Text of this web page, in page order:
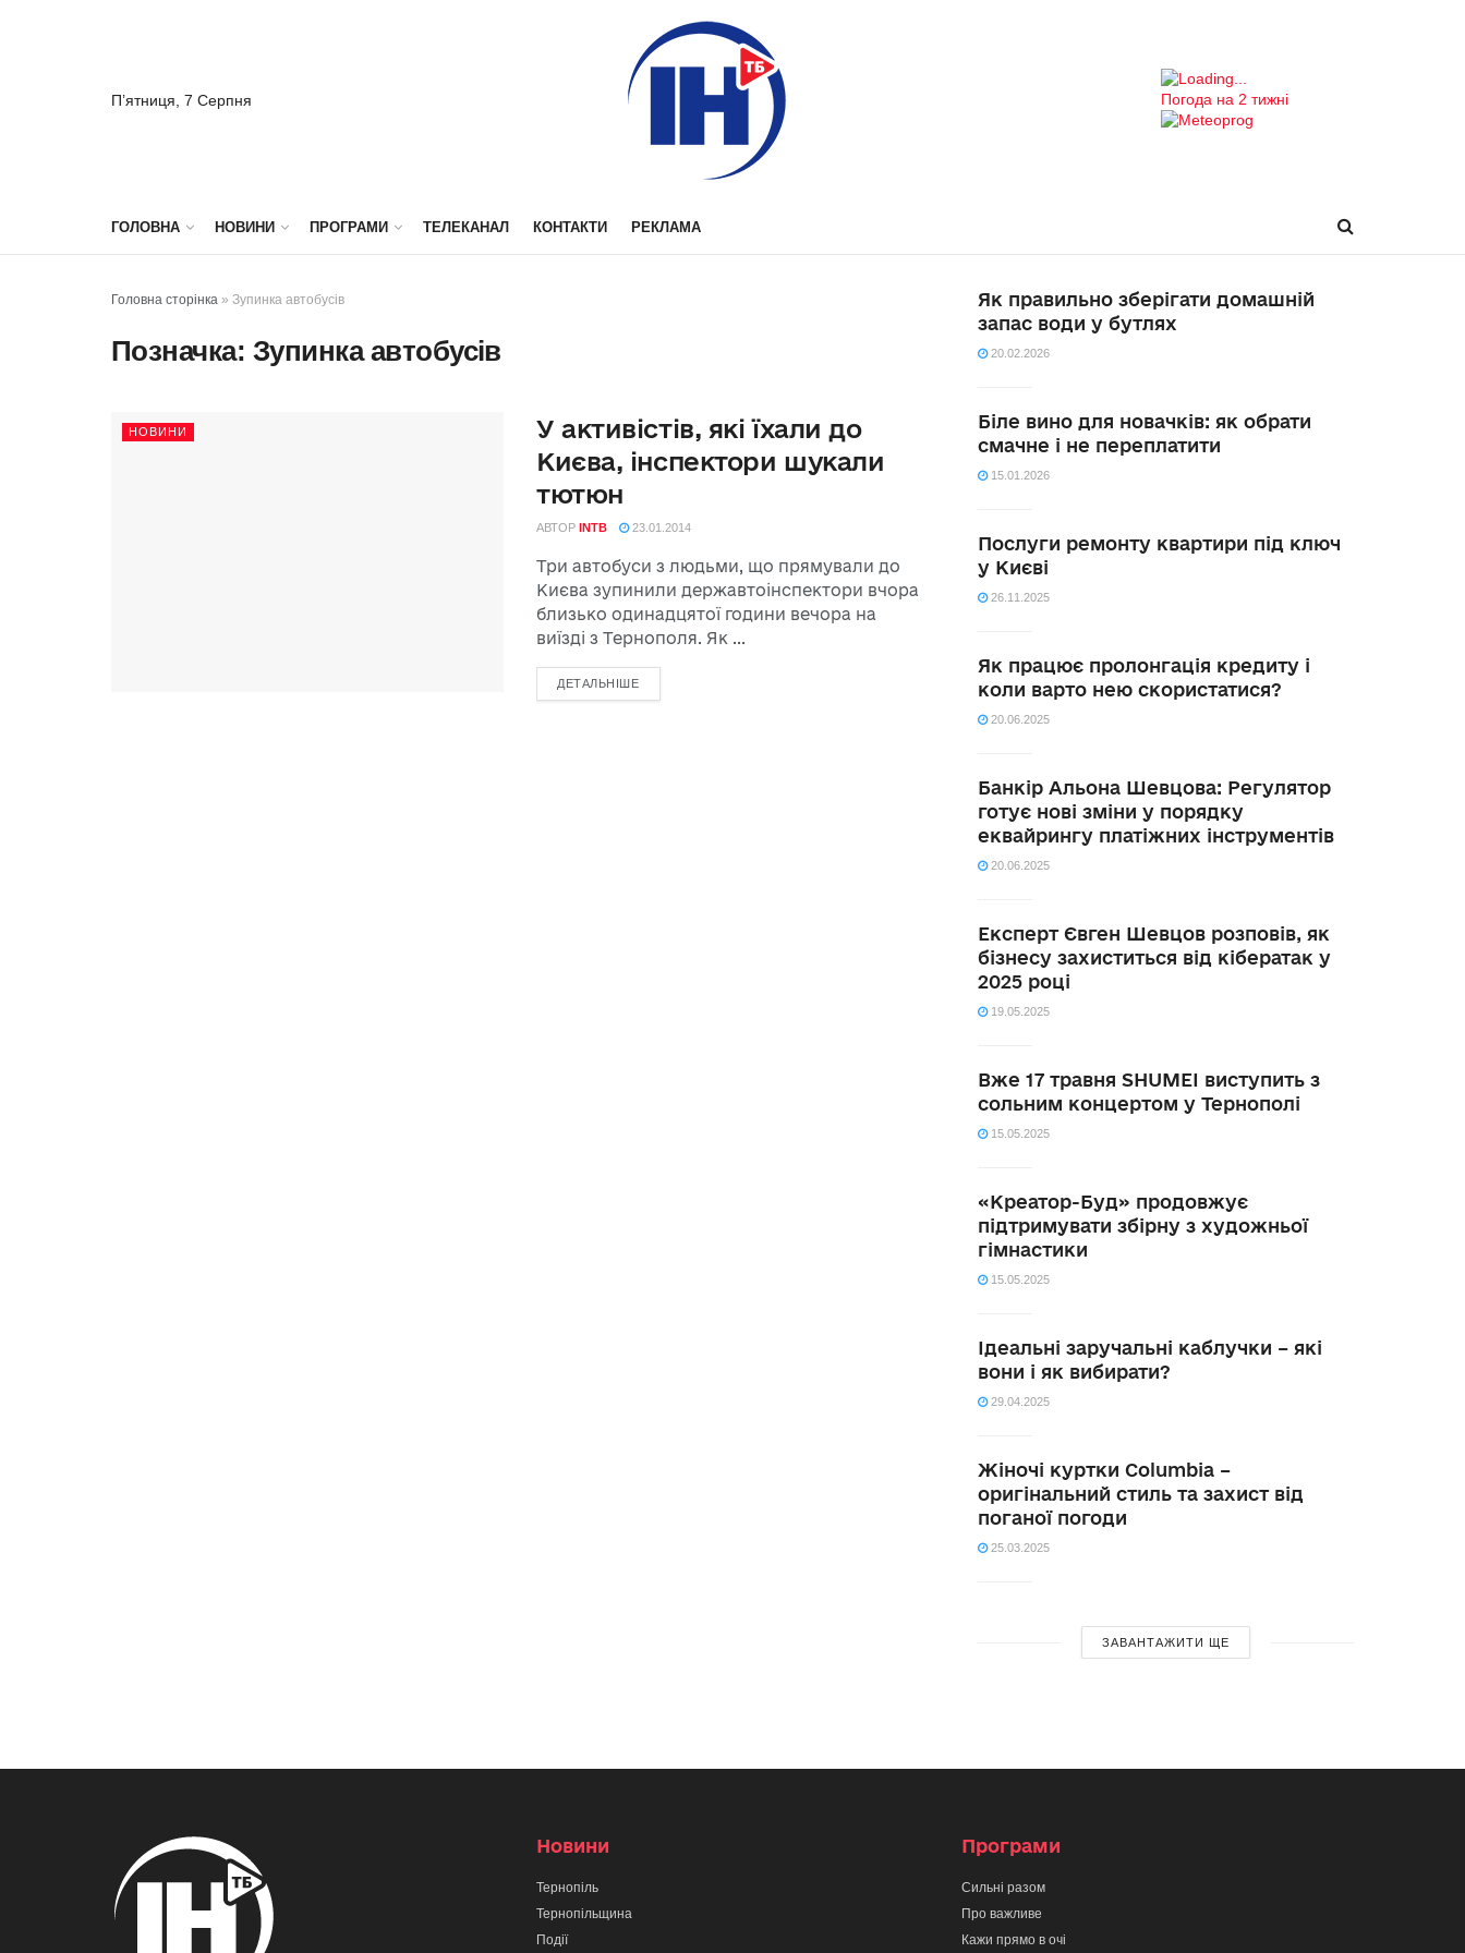
П’ятниця, 7 Серпня Погода на 2 тижні
ГОЛОВНА НОВИНИ ПРОГРАМИ ТЕЛЕКАНАЛ КОНТАКТИ РЕКЛАМА
Головна сторінка » Зупинка автобусів
Позначка: Зупинка автобусів
НОВИНИ
У активістів, які їхали до
Києва, інспектори шукали
тютюн
АВТОР INTB 23.01.2014
Три автобуси з людьми, що прямували до
Києва зупинили державтоінспектори вчора
близько одинадцятої години вечора на
виїзді з Тернополя. Як ...
ДЕТАЛЬНІШЕ
Як правильно зберігати домашній
запас води у бутлях
20.02.2026
Біле вино для новачків: як обрати
смачне і не переплатити
15.01.2026
Послуги ремонту квартири під ключ
у Києві
26.11.2025
Як працює пролонгація кредиту і
коли варто нею скористатися?
20.06.2025
Банкір Альона Шевцова: Регулятор
готує нові зміни у порядку
еквайрингу платіжних інструментів
20.06.2025
Експерт Євген Шевцов розповів, як
бізнесу захиститься від кібератак у
2025 році
19.05.2025
Вже 17 травня SHUMEI виступить з
сольним концертом у Тернополі
15.05.2025
«Креатор-Буд» продовжує
підтримувати збірну з художньої
гімнастики
15.05.2025
Ідеальні заручальні каблучки – які
вони і як вибирати?
29.04.2025
Жіночі куртки Columbia –
оригінальний стиль та захист від
поганої погоди
25.03.2025
ЗАВАНТАЖИТИ ЩЕ
Новини
Тернопіль
Тернопільщина
Події
Програми
Сильні разом
Про важливе
Кажи прямо в очі